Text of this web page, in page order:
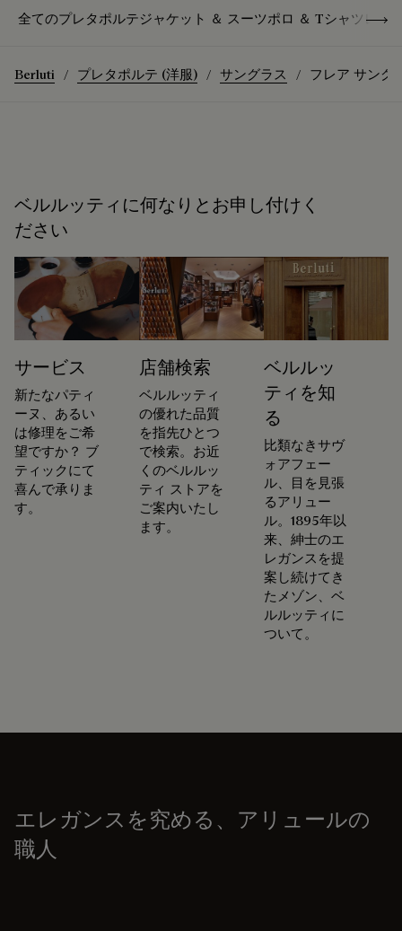
全てのプレタポルテジャケット ＆ スーツポロ ＆ Tシャツ レザ
Berluti プレタポルテ (洋服) サングラス フレア サング
ベルルッティに何なりとお申し付けく
ださい
サービス
新たなパティ
ーヌ、あるい
は修理をご希
望ですか？ ブ
ティックにて
喜んで承りま
す。
店舗検索
ベルルッティ
の優れた品質
を指先ひとつ
で検索。お近
くのベルルッ
ティ ストアを
ご案内いたし
ます。
ベルルッ
ティを知
る
比類なきサヴ
ォアフェー
ル、目を見張
るアリュー
ル。1895年以
来、紳士のエ
レガンスを提
案し続けてき
たメゾン、ベ
ルルッティに
ついて。
エレガンスを究める、アリュールの
職人